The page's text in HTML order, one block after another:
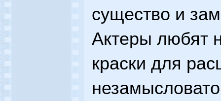
существо и
Актеры любят
краски для